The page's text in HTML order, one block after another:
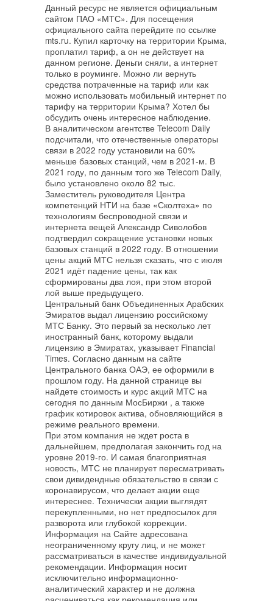
Данный ресурс не является официальным
сайтом ПАО «МТС». Для посещения
официального сайта перейдите по ссылке
mts.ru. Купил карточку на территории Крыма,
проплатил тариф, а он не действует на
данном регионе. Деньги сняли, а интернет
только в роуминге. Можно ли вернуть
средства потраченные на тариф или как
можно использовать мобильный интернет по
тарифу на территории Крыма? Хотел бы
обсудить очень интересное наблюдение.
В аналитическом агентстве Telecom Daily
подсчитали, что отечественные операторы
связи в 2022 году установили на 60%
меньше базовых станций, чем в 2021-м. В
2021 году, по данным того же Telecom Daily,
было установлено около 82 тыс.
Заместитель руководителя Центра
компетенций НТИ на базе «Сколтеха» по
технологиям беспроводной связи и
интернета вещей Александр Сиволобов
подтвердил сокращение установки новых
базовых станций в 2022 году. В отношении
цены акций МТС нельзя сказать, что с июля
2021 идёт падение цены, так как
сформированы два лоя, при этом второй
лой выше предыдущего.
Центральный банк Объединенных Арабских
Эмиратов выдал лицензию российскому
МТС Банку. Это первый за несколько лет
иностранный банк, которому выдали
лицензию в Эмиратах, указывает Financial
Times. Согласно данным на сайте
Центрального банка ОАЭ, ее оформили в
прошлом году. На данной странице вы
найдете стоимость и курс акций МТС на
сегодня по данным МосБиржи , а также
график котировок актива, обновляющийся в
режиме реального времени.
При этом компания не ждет роста в
дальнейшем, предполагая закончить год на
уровне 2019-го. И самая благоприятная
новость, МТС не планирует пересматривать
свои дивидендные обязательство в связи с
коронавирусом, что делает акции еще
интереснее. Технически акции выглядят
перекупленными, но нет предпосылок для
разворота или глубокой коррекции.
Информация на Сайте адресована
неограниченному кругу лиц, и не может
рассматриваться в качестве индивидуальной
рекомендации. Информация носит
исключительно информационно-
аналитический характер и не должна